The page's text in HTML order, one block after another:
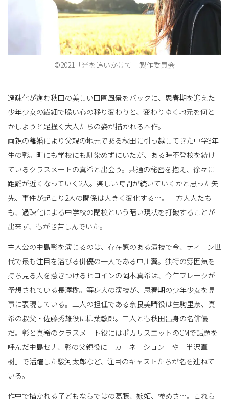
を
り
替
え
©2021「光を追いかけて」製作委員会
過疎化が進む秋田の美しい田園風景をバックに、思春期を迎えた
少年少女の繊細で脆い心の移り変わりと、変わりゆく地元を何と
かしようと足掻く大人たちの姿が描かれる本作。
両親の離婚により父親の地元である秋田に引っ越してきた中学3年
生の彰。町にも学校にも馴染めずにいたが、ある時不登校を続け
ているクラスメートの真希と出会う。共通の秘密を抱え、徐々に
距離が近くなっていく2人。楽しい時間が続いていくかと思った矢
先、事件が起こり2人の関係は大きく変化する…。一方大人たち
も、過疎化による中学校の閉校という暗い現状を打破することが
出来ず、もがき苦しんでいた。
主人公の中島彰を演じるのは、存在感のある演技で今、ティーン世
代で最も注目を浴びる俳優の一人である中川翼。独特の雰囲気を
持ち見る人を惹きつけるヒロインの岡本真希は、今年ブレークが
予想されている長澤樹。等身大の演技が、思春期の少年少女を見
事に表現している。二人の担任である奈良美晴役は生駒里奈、真
希の叔父・佐藤秀雄役に柳葉敏郎。二人とも秋田出身の名俳優
だ。彰と真希のクラスメート役にはポカリスエットのCMで話題を
呼んだ中島セナ、彰の父親役に「カーネーション」や「半沢直
樹」で活躍した駿河太郎など、注目のキャストたちが名を連ねて
いる。
作中で描かれる子どもならではの葛藤、嫉妬、惨めさ…。これら